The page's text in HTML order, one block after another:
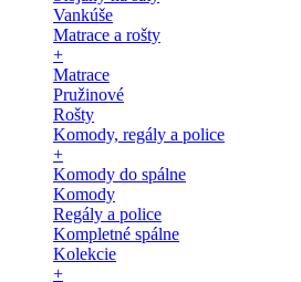
Vankúše
Matrace a rošty
+
Matrace
Pružinové
Rošty
Komody, regály a police
+
Komody do spálne
Komody
Regály a police
Kompletné spálne
Kolekcie
+